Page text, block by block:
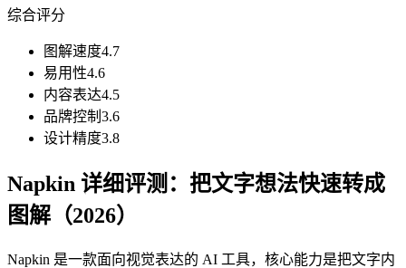
综合评分
图解速度4.7
易用性4.6
内容表达4.5
品牌控制 3.6
设计精度3.8
Napkin 详细评测：把文字想法快速转成
图解（2026）
Napkin 是一款面向视觉表达的 AI 工具，核心能力是把文字内